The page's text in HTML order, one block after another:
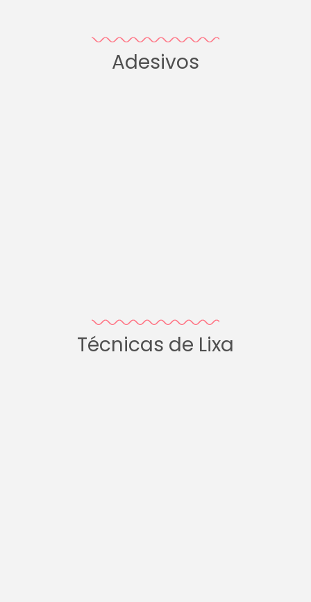
Adesivos
Técnicas de Lixa